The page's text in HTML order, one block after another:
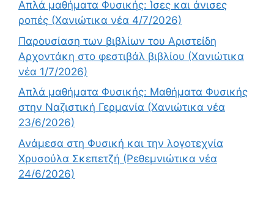
Απλά μαθήματα Φυσικής: Ίσες και άνισες
ροπές (Χανιώτικα νέα 4/7/2026)
Παρουσίαση των βιβλίων του Αριστείδη
Αρχοντάκη στο φεστιβάλ βιβλίου (Χανιώτικα
νέα 1/7/2026)
Απλά μαθήματα Φυσικής: Μαθήματα Φυσικής
στην Ναζιστική Γερμανία (Χανιώτικα νέα
23/6/2026)
Ανάμεσα στη Φυσική και την λογοτεχνία
Χρυσούλα Σκεπετζή (Ρεθεμνιώτικα νέα
24/6/2026)